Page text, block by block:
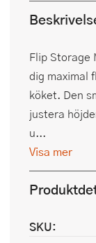
Flip Storage
dig maximal
köket. Den
justera
u...
Visa mer
SKU: